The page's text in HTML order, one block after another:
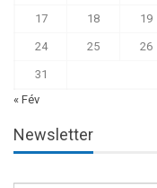
17 18 19
24 25 26
31
« Fév
Newsletter